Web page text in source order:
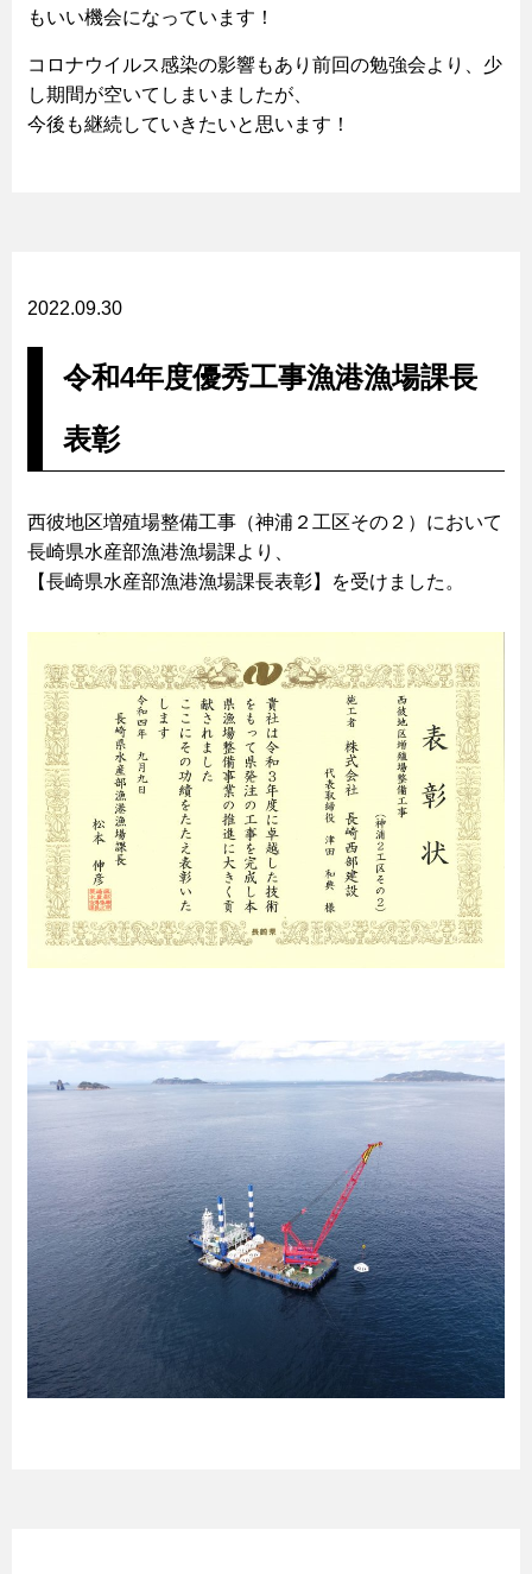
もいい機会になっています！
コロナウイルス感染の影響もあり前回の勉強会より、少
し期間が空いてしまいましたが、
今後も継続していきたいと思います！
2022.09.30
令和4年度優秀工事漁港漁場課長
表彰
西彼地区増殖場整備工事（神浦２工区その２）において
長崎県水産部漁港漁場課より、
【長崎県水産部漁港漁場課長表彰】を受けました。